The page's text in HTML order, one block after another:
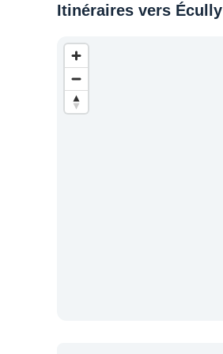
Itinéraires vers Écully